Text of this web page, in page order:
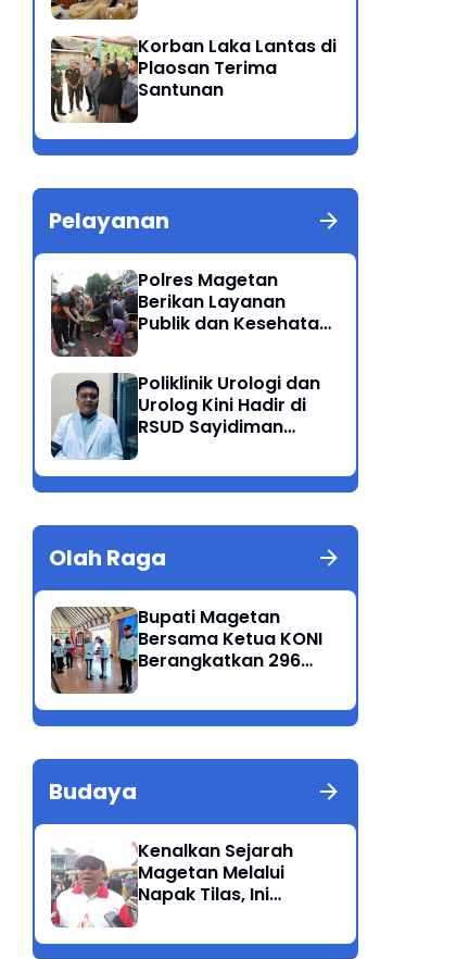
Korban Laka Lantas di
Plaosan Terima
Santunan
Pelayanan
Polres Magetan
Berikan Layanan
Publik dan Kesehatan
Poliklinik Urologi dan
Urolog Kini Hadir di
RSUD Sayidiman
Olah Raga
Bupati Magetan
Bersama Ketua KONI
Berangkatkan 296
Jatim 2025
Budaya
Kenalkan Sejarah
Magetan Melalui
Napak Tilas, Ini
Kadis Dikpora.